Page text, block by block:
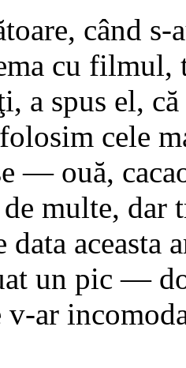
când
cu filmul,
a spus el, că
cele
— ouă,
multe, dar
data aceasta
un pic —
v-ar